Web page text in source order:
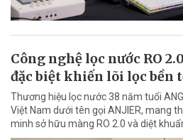
Công nghệ lọc nước RO
đặc biệt khiến lõi lọc bền
Thương hiệu lọc nước 38 năm tuổi
Việt Nam dưới tên gọi ANJIER, mang
minh sở hữu màng RO 2.0 và diệt